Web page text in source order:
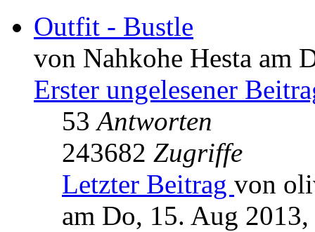
Outfit - Bustle
von Nahkohe Hesta am
Erster ungelesener
53Antworten
243682 Zugriffe
Letzter Beitrag von
am Do, 15. Aug